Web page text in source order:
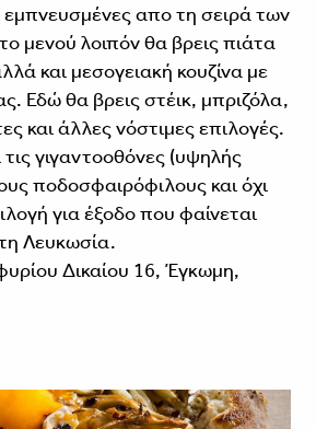
εμπνευσμένες απο τη σειρά των
μενού λοιπόν θα βρεις πιάτα
και μεσογειακή κουζίνα με
Εδώ θα βρεις στέικ, μπριζόλα,
και άλλες νόστιμες επιλογές.
γιγαντοοθόνες (υψηλής
ποδοσφαιρόφιλους και όχι
για έξοδο που φαίνεται
Λευκωσία.
Δικαίου 16, Έγκωμη,